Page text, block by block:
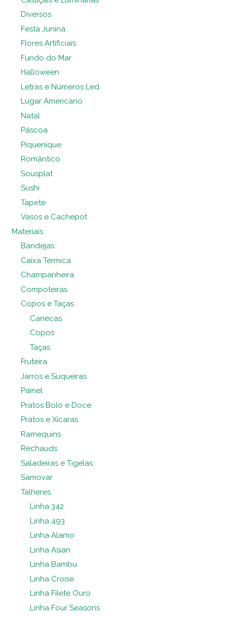
Diversos
Festa Junina
Flores Artificiais
Fundo do Mar
Halloween
Letras e Números Led
Lugar Americano
Natal
Páscoa
Piquenique
Romântico
Sousplat
Sushi
Tapete
Vasos e Cachepot
Materiais
Bandejas
Caixa Térmica
Champanheira
Compoteiras
Copos e Taças
Canecas
Copos
Taças
Fruteira
Jarros e Suqueiras
Painel
Pratos Bolo e Doce
Pratos e Xícaras
Ramequins
Rechauds
Saladeiras e Tigelas
Samovar
Talheres
Linha 342
Linha 493
Linha Alamo
Linha Asian
Linha Bambu
Linha Croise
Linha Filete Ouro
Linha Four Seasons